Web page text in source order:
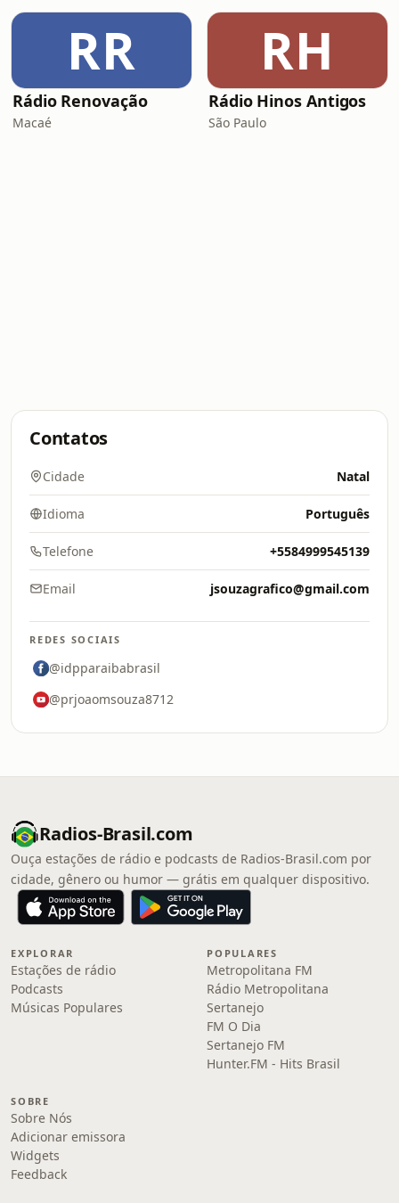
RR
Rádio Renovação
Macaé
RH
Rádio Hinos Antigos
São Paulo
Contatos
Cidade Natal
Idioma Português
Telefone +5584999545139
Email jsouzagrafico@gmail.com
REDES SOCIAIS
@idpparaibabrasil
@prjoaomsouza8712
Radios-Brasil.com
Ouça estações de rádio e podcasts de Radios-Brasil.com por
cidade, gênero ou humor — grátis em qualquer dispositivo.
EXPLORAR
Estações de rádio
Podcasts
Músicas Populares
POPULARES
Metropolitana FM
Rádio Metropolitana
Sertanejo
FM O Dia
Sertanejo FM
Hunter.FM - Hits Brasil
SOBRE
Sobre Nós
Adicionar emissora
Widgets
Feedback